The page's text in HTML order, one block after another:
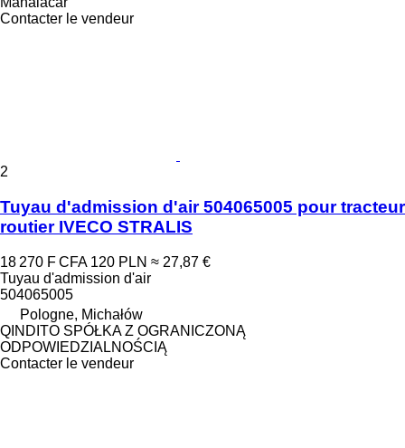
Contacter le vendeur
2
Tuyau d'admission d'air 504065005 pour tracteur
routier IVECO STRALIS
18 270 F CFA 120 PLN ≈ 27,87 €
Tuyau d'admission d'air
504065005
Pologne, Michałów
QINDITO SPÓŁKA Z OGRANICZONĄ
ODPOWIEDZIALNOŚCIĄ
Contacter le vendeur